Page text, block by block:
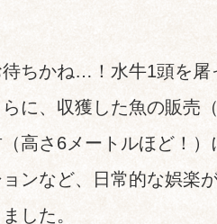
ちかね…！水牛1頭を屠
に、収獲した魚の販売
高さ6メートルほど！
ンなど、日常的な娯楽
した。